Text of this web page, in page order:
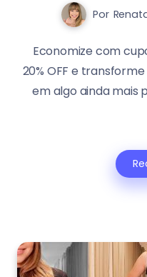
Por
Economize com
20% OFF e
em algo ainda mais